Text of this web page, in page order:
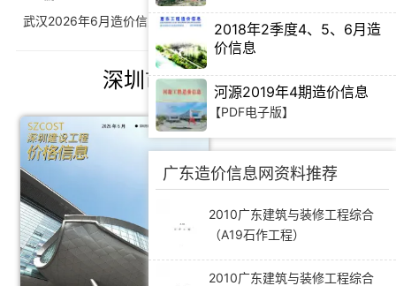
武汉2026年6月造价信息 绍兴2026年6月造价信息
深圳市造价信息推荐
2018年2季度4、5、6月造
价信息
河源2019年4期造价信息
【PDF电子版】
广东造价信息网资料推荐
2010广东建筑与装修工程综合
（A19石作工程）
2010广东建筑与装修工程综合